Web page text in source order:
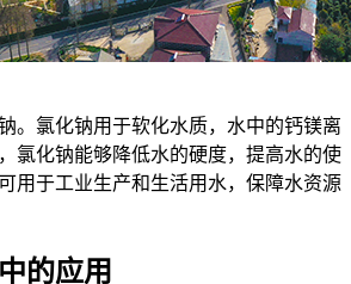
。氯化钠用于软化水质，水中的钙镁离
氯化钠能够降低水的硬度，提高水的使
用于工业生产和生活用水，保障水资源
的应用